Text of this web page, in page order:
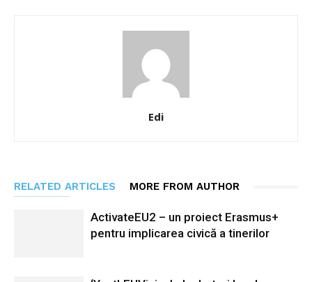
Edi
RELATED ARTICLES MORE FROM AUTHOR
ActivateEU2 – un proiect Erasmus+
pentru implicarea civică a tinerilor